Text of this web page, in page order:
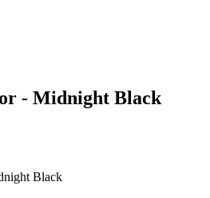
- Midnight Black